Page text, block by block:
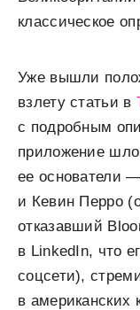
классическое
Уже вышли
взлету статьи в
с подробным
приложение
ее основатели
и Кевин Перро
отказавший
в LinkedIn, что
соцсети),
в американских